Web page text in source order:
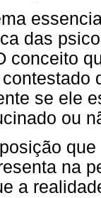
das
conceito
se ele
ou
na
a